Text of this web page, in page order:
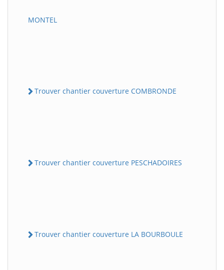
MONTEL
Trouver chantier couverture COMBRONDE
Trouver chantier couverture PESCHADOIRES
Trouver chantier couverture LA BOURBOULE